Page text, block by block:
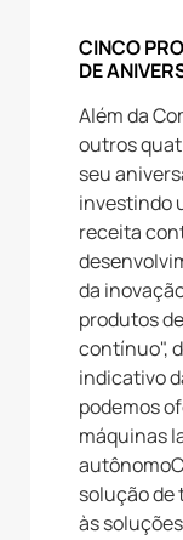
CINCO
DE
Além da
outros
seu
investindo
receita
da
produtos
contínuo",
indicativo
podemos
máquinas
solução de
às